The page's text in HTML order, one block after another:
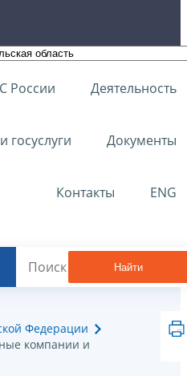
России Деятельность
госуслуги Документы
Контакты ENG
Найти
Федерации
компании и